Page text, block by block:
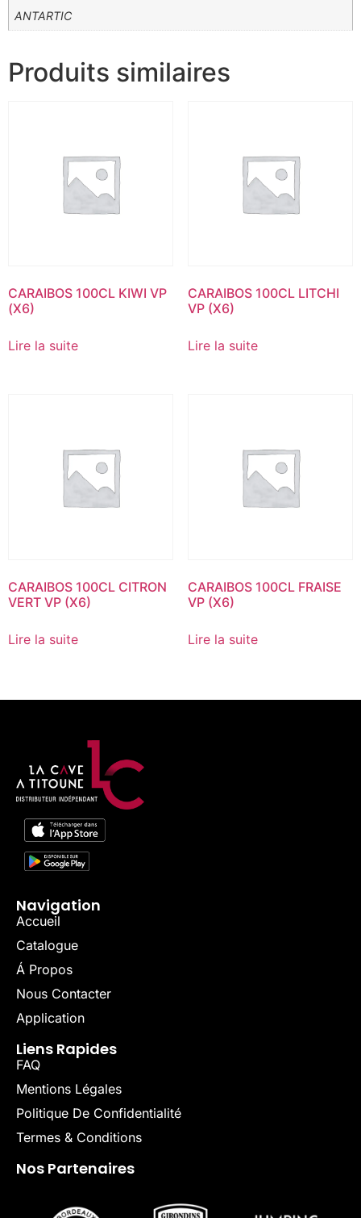
ANTARTIC
Produits similaires
CARAIBOS 100CL KIWI VP
(X6)
Lire la suite
CARAIBOS 100CL LITCHI
VP (X6)
Lire la suite
CARAIBOS 100CL CITRON
VERT VP (X6)
Lire la suite
CARAIBOS 100CL FRAISE
VP (X6)
Lire la suite
Navigation
Accueil
Catalogue
Á Propos
Nous Contacter
Application
Liens Rapides
FAQ
Mentions Légales
Politique De Confidentialité
Termes & Conditions
Nos Partenaires